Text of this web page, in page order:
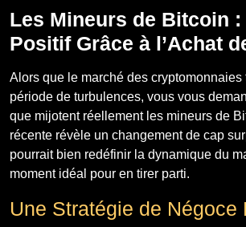
Les Mineurs de Bitcoin :
Positif Grâce à l’Achat
Alors que le marché des cryptomonnaies
période de turbulences, vous vous
que mijotent réellement les mineurs de
récente révèle un changement de cap
pourrait bien redéfinir la dynamique du
moment idéal pour en tirer parti.
Une Stratégie de Négoce